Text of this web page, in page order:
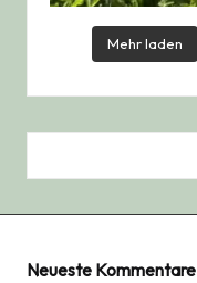
Mehr laden
Neueste Kommentare